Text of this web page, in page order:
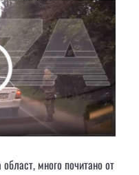
много почитано от